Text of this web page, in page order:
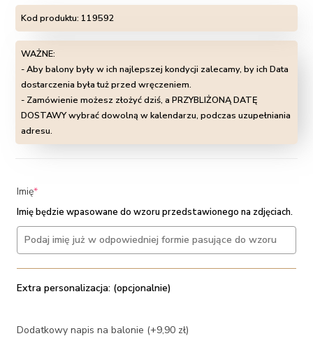
Kod produktu: 119592
WAŻNE:
- Aby balony były w ich najlepszej kondycji zalecamy, by ich Data
dostarczenia była tuż przed wręczeniem.
- Zamówienie możesz złożyć dziś, a PRZYBLIŻONĄ DATĘ
DOSTAWY wybrać dowolną w kalendarzu, podczas uzupełniania
adresu.
Imię*(required)
Imię będzie wpasowane do wzoru przedstawionego na zdjęciach.
Extra personalizacja: (opcjonalnie)
Dodatkowy napis na balonie (+9,90 zł)